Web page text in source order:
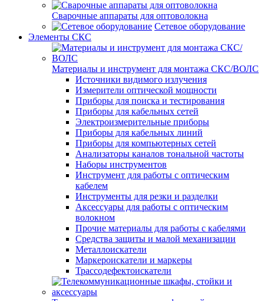
Сварочные аппараты для оптоволокна
Сетевое оборудование
Элементы СКС
Материалы и инструмент для монтажа СКС/ВОЛС
Источники видимого излучения
Измерители оптической мощности
Приборы для поиска и тестирования
Приборы для кабельных сетей
Электроизмерительные приборы
Приборы для кабельных линий
Приборы для компьютерных сетей
Анализаторы каналов тональной частоты
Наборы инструментов
Инструмент для работы с оптическим
кабелем
Инструменты для резки и разделки
Аксессуары для работы с оптическим
волокном
Прочие материалы для работы с кабелями
Средства защиты и малой механизации
Металлоискатели
Маркероискатели и маркеры
Трассодефектоискатели